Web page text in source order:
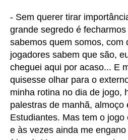
- Sem querer tirar
grande segredo é
sabemos quem somos, com
jogadores sabem que são,
cheguei aqui por acaso... E
quisesse olhar para o
minha rotina no dia de jogo,
palestras de manhã, almoço
Estudiantes. Mas tem o
e às vezes ainda me